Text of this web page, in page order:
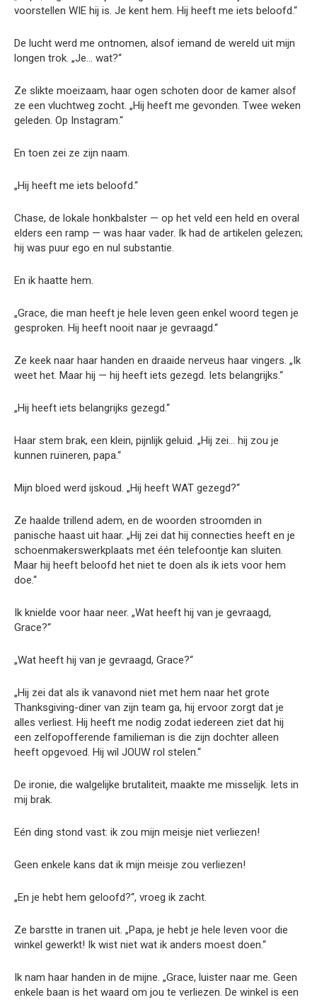
voorstellen WIE hij is. Je kent hem. Hij heeft me iets beloofd.“
De lucht werd me ontnomen, alsof iemand de wereld uit mijn
longen trok. „Je… wat?“
Ze slikte moeizaam, haar ogen schoten door de kamer alsof
ze een vluchtweg zocht. „Hij heeft me gevonden. Twee weken
geleden. Op Instagram.“
En toen zei ze zijn naam.
„Hij heeft me iets beloofd.“
Chase, de lokale honkbalster — op het veld een held en overal
elders een ramp — was haar vader. Ik had de artikelen gelezen;
hij was puur ego en nul substantie.
En ik haatte hem.
„Grace, die man heeft je hele leven geen enkel woord tegen je
gesproken. Hij heeft nooit naar je gevraagd.“
Ze keek naar haar handen en draaide nerveus haar vingers. „Ik
weet het. Maar hij — hij heeft iets gezegd. Iets belangrijks.“
„Hij heeft iets belangrijks gezegd.“
Haar stem brak, een klein, pijnlijk geluid. „Hij zei… hij zou je
kunnen ruïneren, papa.“
Mijn bloed werd ijskoud. „Hij heeft WAT gezegd?“
Ze haalde trillend adem, en de woorden stroomden in
panische haast uit haar. „Hij zei dat hij connecties heeft en je
schoenmakerswerkplaats met één telefoontje kan sluiten.
Maar hij heeft beloofd het niet te doen als ik iets voor hem
doe.“
Ik knielde voor haar neer. „Wat heeft hij van je gevraagd,
Grace?“
„Wat heeft hij van je gevraagd, Grace?“
„Hij zei dat als ik vanavond niet met hem naar het grote
Thanksgiving-diner van zijn team ga, hij ervoor zorgt dat je
alles verliest. Hij heeft me nodig zodat iedereen ziet dat hij
een zelfopofferende familieman is die zijn dochter alleen
heeft opgevoed. Hij wil JOUW rol stelen.“
De ironie, die walgelijke brutaliteit, maakte me misselijk. Iets in
mij brak.
Eén ding stond vast: ik zou mijn meisje niet verliezen!
Geen enkele kans dat ik mijn meisje zou verliezen!
„En je hebt hem geloofd?“, vroeg ik zacht.
Ze barstte in tranen uit. „Papa, je hebt je hele leven voor die
winkel gewerkt! Ik wist niet wat ik anders moest doen.“
Ik nam haar handen in de mijne. „Grace, luister naar me. Geen
enkele baan is het waard om jou te verliezen. De winkel is een